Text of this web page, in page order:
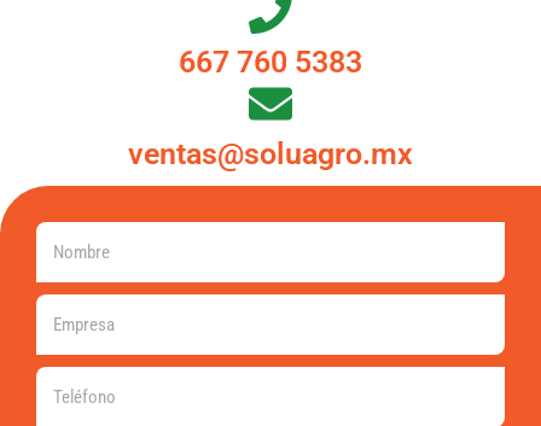
667 760 5383
ventas@soluagro.mx